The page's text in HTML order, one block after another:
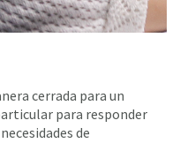
cerrada para un
para responder
de